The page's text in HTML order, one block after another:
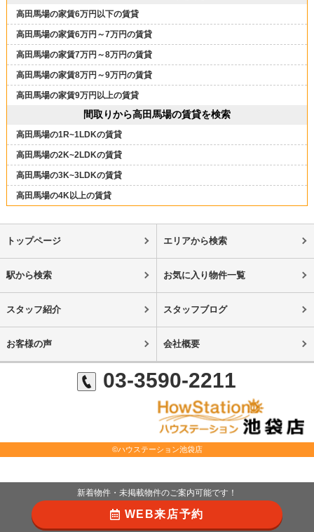
高田馬場の家賃6万円以下の賃貸
高田馬場の家賃6万円～7万円の賃貸
高田馬場の家賃7万円～8万円の賃貸
高田馬場の家賃8万円～9万円の賃貸
高田馬場の家賃9万円以上の賃貸
間取りから高田馬場の賃貸を検索
高田馬場の1R~1LDKの賃貸
高田馬場の2K~2LDKの賃貸
高田馬場の3K~3LDKの賃貸
高田馬場の4K以上の賃貸
トップページ エリアから検索
駅から検索 お気に入り物件一覧
スタッフ紹介 スタッフブログ
お客様の声 会社概要
03-3590-2211
©ハウステーション池袋店
新着物件・未掲載物件のご案内可能です！
WEB来店予約